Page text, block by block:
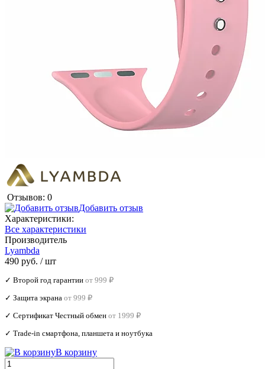
Отзывов: 0
Добавить отзыв
Характеристики:
Все характеристики
Производитель
Lyambda
490 руб. / шт
✓ Второй год гарантии от 999 ₽
✓ Защита экрана от 999 ₽
✓ Сертификат Честный обмен от 1999 ₽
✓ Trade‑in смартфона, планшета и ноутбука
В корзину